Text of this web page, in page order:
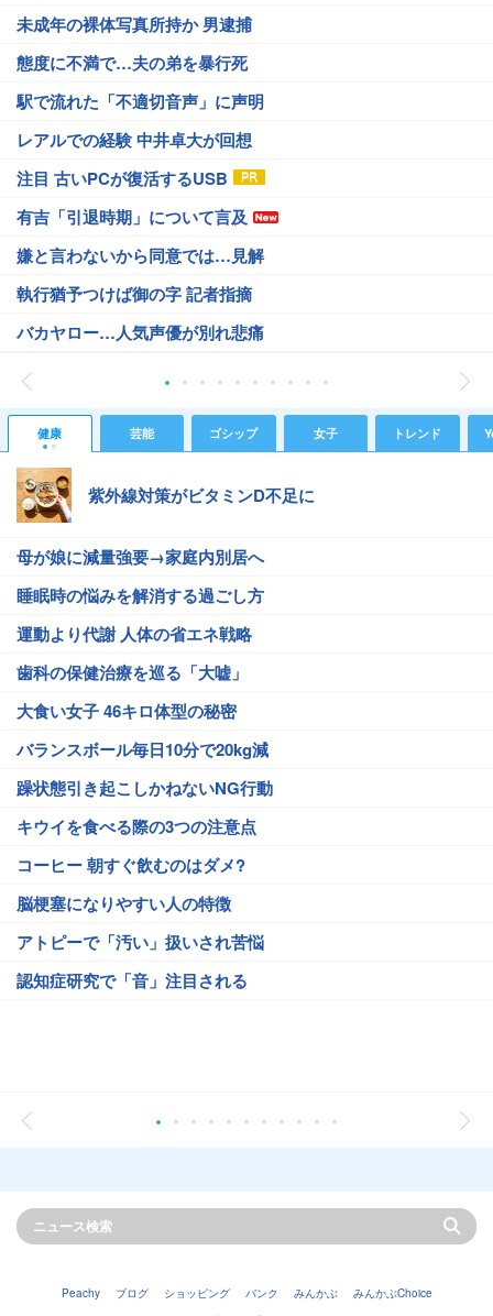
未成年の裸体写真所持か 男逮捕
態度に不満で…夫の弟を暴行死
駅で流れた「不適切音声」に声明
レアルでの経験 中井卓大が回想
注目 古いPCが復活するUSB
有吉「引退時期」について言及
嫌と言わないから同意では…見解
執行猶予つけば御の字 記者指摘
バカヤロー…人気声優が別れ悲痛
健康 芸能 ゴシップ 女子 トレンド
紫外線対策がビタミンD不足に
母が娘に減量強要→家庭内別居へ
睡眠時の悩みを解消する過ごし方
運動より代謝 人体の省エネ戦略
歯科の保健治療を巡る「大嘘」
大食い女子 46キロ体型の秘密
バランスボール毎日10分で20kg減
躁状態引き起こしかねないNG行動
キウイを食べる際の3つの注意点
コーヒー 朝すぐ飲むのはダメ?
脳梗塞になりやすい人の特徴
アトピーで「汚い」扱いされ苦悩
認知症研究で「音」注目される
Peachy ブログ ショッピング バンク みんかぶ
みんかぶChoice